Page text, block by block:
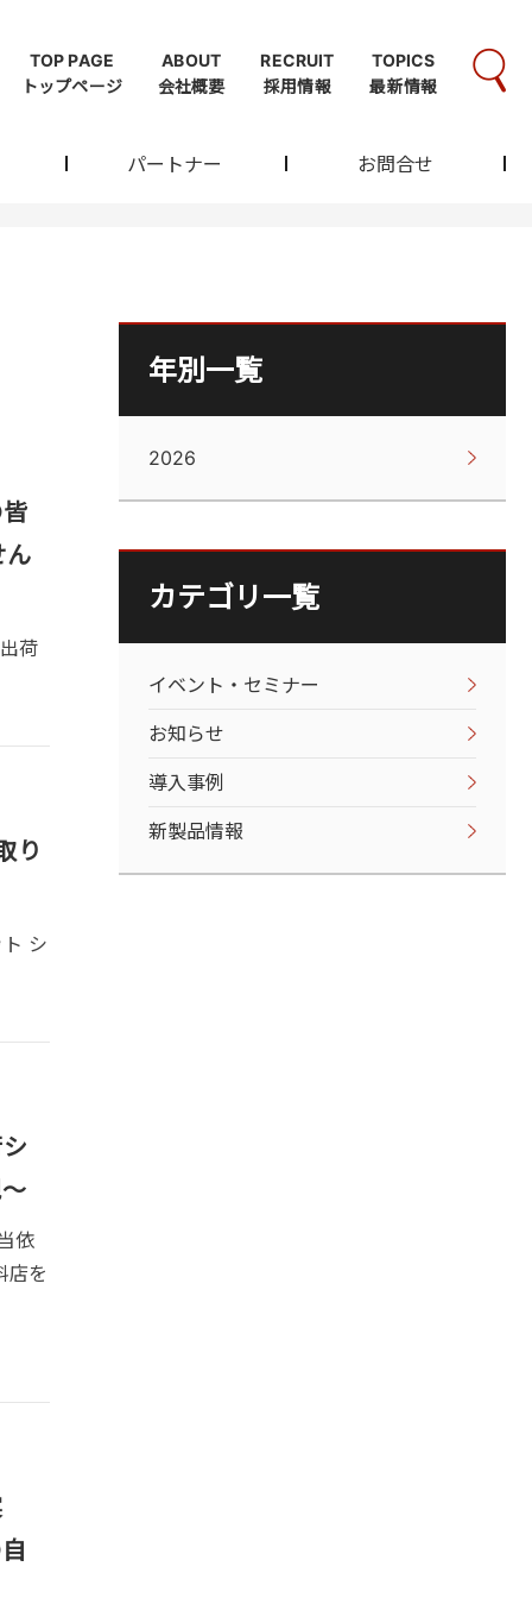
TOP PAGE
トップページ
ABOUT
会社概要
RECRUIT
採用情報
TOPICS
最新情報
パートナー お問合せ
ん
荷
り
シ
依
店を
年別一覧
2026
カテゴリ一覧
イベント・セミナー
お知らせ
導入事例
新製品情報